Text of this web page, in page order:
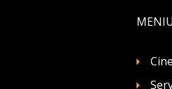
MENIU